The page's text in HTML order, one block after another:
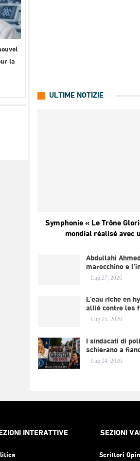
la
ULTIME NOTIZIE
Symphonie « Le Trône
mondial réalisé avec
Abdullahi
marocchino e
Lug 27, 2026
L’eau riche en
allié contre les
Lug 25, 2026
I sindacati di
schierano a
Lug 24, 2026
INTERATTIVE SEZIONI
Scrittori